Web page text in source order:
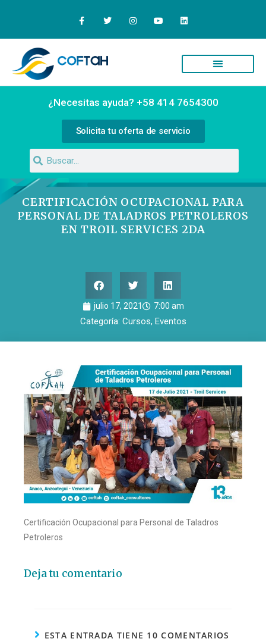
¿Necesitas ayuda? +58 414 7654300
Solicita tu oferta de servicio
CERTIFICACIÓN OCUPACIONAL PARA
PERSONAL DE TALADROS PETROLEROS
EN TROIL SERVICES 2DA
julio 17, 2021 7:00 am
Categoría: Cursos, Eventos
Certificación Ocupacional para Personal de Taladros
Petroleros
Deja tu comentario
ESTA ENTRADA TIENE 10 COMENTARIOS